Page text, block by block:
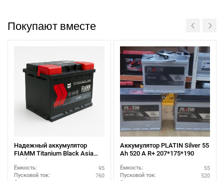
Покупают вместе
Надежный аккумулятор
FIAMM Titanium Black Asia
95Ah L+ — оригинал
Ёмкость: 95
Пусковой ток: 760
Аккумулятор PLATIN Silver 55
Ah 520 A R+ 207*175*190
Ёмкость: 55
Пусковой ток: 520